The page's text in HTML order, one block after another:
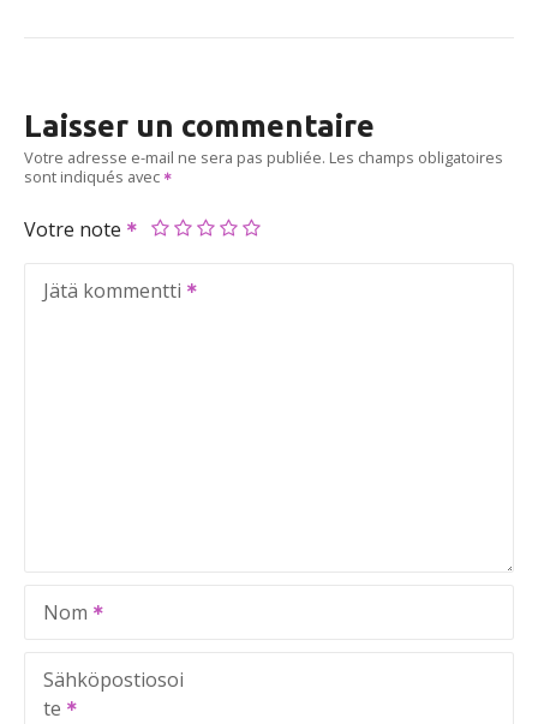
Laisser un commentaire
Votre adresse e-mail ne sera pas publiée. Les champs obligatoires
sont indiqués avec
Votre note
Jätä kommentti
Nom
Sähköpostiosoi
te